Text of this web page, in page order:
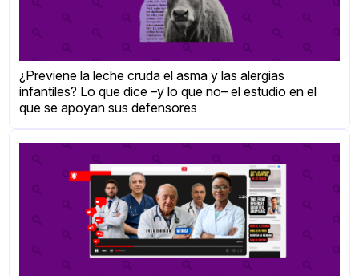
¿Previene la leche cruda el asma y las alergias
infantiles? Lo que dice –y lo que no– el estudio en el
que se apoyan sus defensores